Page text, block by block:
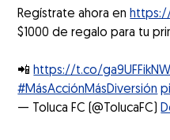
Regístrate ahora en
$1000 de regalo para tu
📲 https://t.co/
#MásAcciónMásDiversión
— Toluca FC (@TolucaFC)